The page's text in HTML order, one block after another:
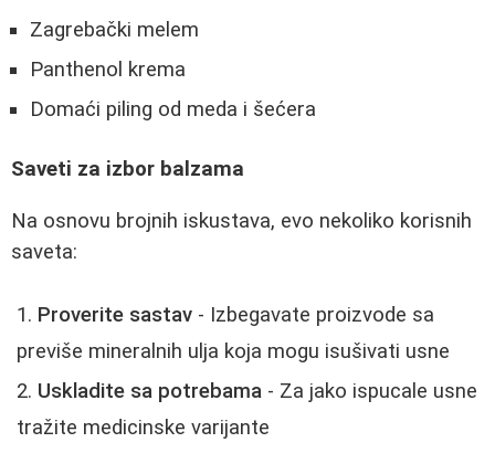
Zagrebački melem
Panthenol krema
Domaći piling od meda i šećera
Saveti za izbor balzama
Na osnovu brojnih iskustava, evo nekoliko korisnih
saveta:
Proverite sastav - Izbegavate proizvode sa
previše mineralnih ulja koja mogu isušivati usne
Uskladite sa potrebama - Za jako ispucale usne
tražite medicinske varijante